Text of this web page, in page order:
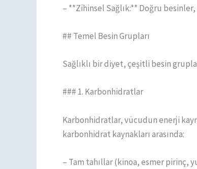
– **Zihinsel Sağlık:** Doğru
## Temel Besin Grupları
Sağlıklı bir diyet, çeşitli besin
### 1. Karbonhidratlar
Karbonhidratlar, vücudun enerji
karbonhidrat kaynakları arasında:
– Tam tahıllar (kinoa, esmer pirinç,